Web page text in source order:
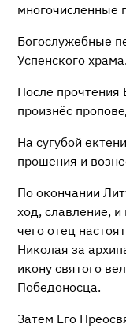
многочисленные
Богослужебные
Успенского храма.
После прочтения
произнёс
На сугубой
прошения и
По окончании
ход, славление,
чего отец
Николая за
икону святого
Победоносца.
Затем Его